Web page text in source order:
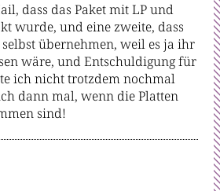
dass das Paket mit LP und
wurde, und eine zweite, dass
selbst übernehmen, weil es ja ihr
wäre, und Entschuldigung für
ich nicht trotzdem nochmal
dann mal, wenn die Platten
sind!